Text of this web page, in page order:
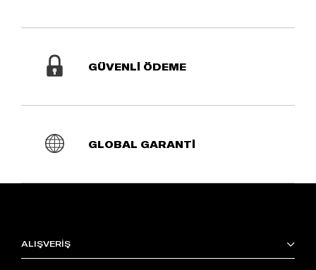
GÜVENLİ ÖDEME
GLOBAL GARANTİ
ALIŞVERİŞ